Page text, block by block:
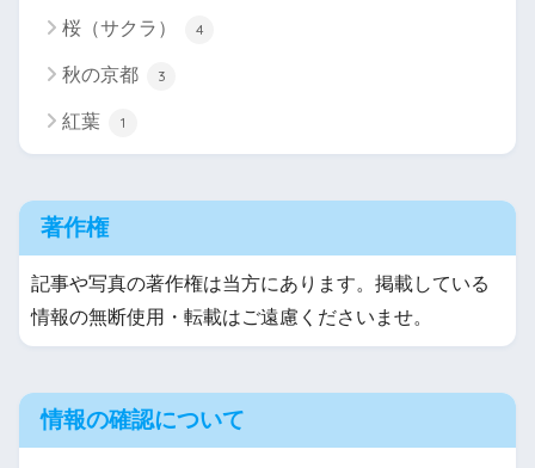
桜（サクラ） 4
秋の京都 3
紅葉 1
著作権
記事や写真の著作権は当方にあります。掲載している
情報の無断使用・転載はご遠慮くださいませ。
情報の確認について